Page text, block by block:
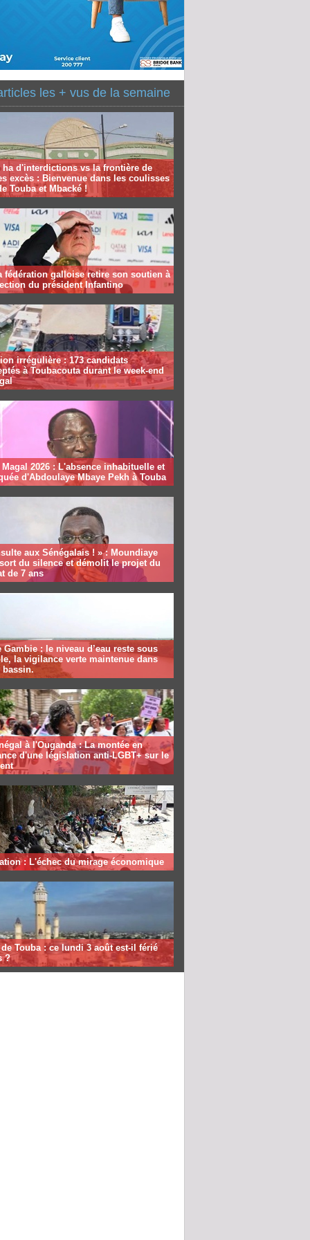
les + vus de la semaine
ha d'interdictions vs la frontière de
excès : Bienvenue dans les coulisses
Touba et Mbacké !
fédération galloise retire son soutien à
du président Infantino
irrégulière : 173 candidats
à Toubacouta durant le week-end
Magal 2026 : L'absence inhabituelle et
d'Abdoulaye Mbaye Pekh à Touba
aux Sénégalais ! » : Moundiaye
du silence et démolit le projet du
de 7 ans
Gambie : le niveau d’eau reste sous
la vigilance verte maintenue dans
bassin.
à l'Ouganda : La montée en
d'une législation anti-LGBT+ sur le
: L'échec du mirage économique
Touba : ce lundi 3 août est-il férié
?